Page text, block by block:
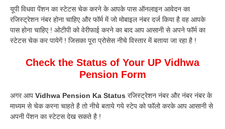
यूपी विधवा पेंशन का स्टेटस चेक करने के आपके पास ऑनलाइन आवेदन का
रजिस्ट्रेशन नंबर होना चाहिए और फॉर्म में जो मोबाइल नंबर दर्ज किया है वह आपके
पास होना चाहिए ! ओटीपी को वेरीफाई करने का बाद आप आसानी से अपने फॉर्म का
स्टेटस चेक कर पायेगें ! जिसका पूरा प्रोसेस नीचे विस्तार में बताया जा रहा है !
Check the Status of Your UP Vidhwa
Pension Form
अगर आप Vidhwa Pension Ka Status रजिस्ट्रेशन नंबर और नंबर नंबर के
माध्यम से चेक करना चाहते है तो नीचे बताये गये स्टेप को फॉलो करके आप आसानी से
अपनी पेंशन का स्टेटस देख सकते है !